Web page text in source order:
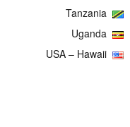
Tanzania
Uganda
USA – Hawaii